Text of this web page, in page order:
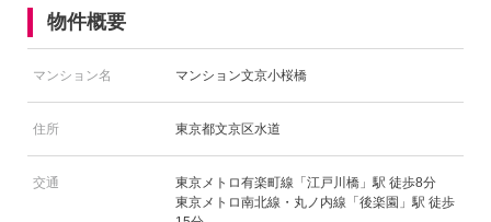
物件概要
マンション名 マンション文京小桜橋
住所 東京都文京区水道
交通
東京メトロ有楽町線「江戸川橋」駅 徒歩8分
東京メトロ南北線・丸ノ内線「後楽園」駅 徒歩